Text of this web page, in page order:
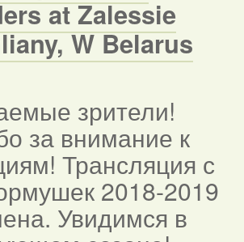
at Zalessie
W Belarus
зрители!
за внимание к
Трансляция с
2018-2019
Увидимся в